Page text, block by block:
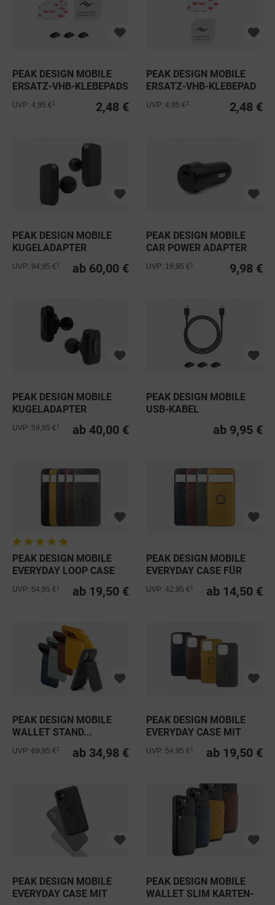
PEAK DESIGN MOBILE
ERSATZ-VHB-KLEBEPADS
FÜR CAR...
2,48 €
UVP: 4,95 €
PEAK DESIGN MOBILE
ERSATZ-VHB-KLEBEPAD
FÜR WALL...
2,48 €
UVP: 4,95 €
PEAK DESIGN MOBILE
KUGELADAPTER
CHARGING
ab 60,00 €
UVP: 94,95 €
PEAK DESIGN MOBILE
CAR POWER ADAPTER
9,98 €
UVP: 19,95 €
PEAK DESIGN MOBILE
KUGELADAPTER
ab 40,00 €
UVP: 59,95 €
PEAK DESIGN MOBILE
USB-KABEL
ab 9,95 €
PEAK DESIGN MOBILE
EVERYDAY LOOP CASE
ab 19,50 €
UVP: 54,95 €
PEAK DESIGN MOBILE
EVERYDAY CASE FÜR
GOOGLE...
ab 14,50 €
UVP: 42,95 €
PEAK DESIGN MOBILE
WALLET STAND...
ab 34,98 €
UVP: 69,95 €
PEAK DESIGN MOBILE
EVERYDAY CASE MIT
LOOP FÜR...
ab 19,50 €
UVP: 54,95 €
PEAK DESIGN MOBILE
EVERYDAY CASE MIT
PEAK DESIGN MOBILE
WALLET SLIM KARTEN-